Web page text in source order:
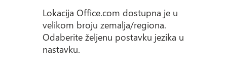
Lokacija Office.com dostupna je u
velikom broju zemalja/regiona.
Odaberite željenu postavku jezika u
nastavku.